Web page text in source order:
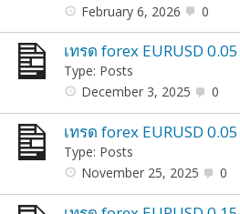
February 6, 2026
0
เทรด forex EURUSD
Type: Posts
December 3, 2025
0
เทรด forex EURUSD
Type: Posts
November 25, 2025
0